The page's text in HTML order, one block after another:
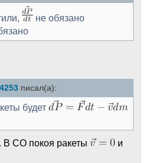
не обязано
писал(а):
будет
СО покоя ракеты
и